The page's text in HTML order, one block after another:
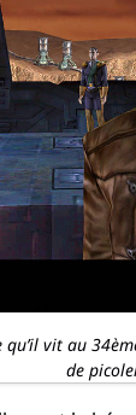
qu’il vit au
de